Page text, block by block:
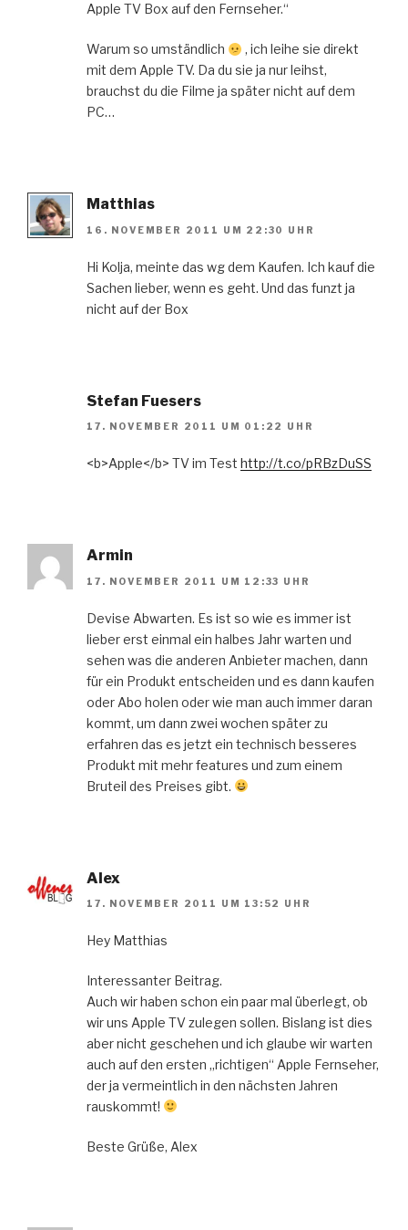
Apple TV Box auf den Fernseher.“
Warum so umständlich
, ich leihe sie direkt
mit dem Apple TV. Da du sie ja nur leihst,
brauchst du die Filme ja später nicht auf dem
PC…
Matthias
16. NOVEMBER 2011 UM 22:30 UHR
Hi Kolja, meinte das wg dem Kaufen. Ich kauf die
Sachen lieber, wenn es geht. Und das funzt ja
nicht auf der Box
Stefan Fuesers
17. NOVEMBER 2011 UM 01:22 UHR
<b>Apple</b> TV im Test http://t.co/pRBzDuSS
Armin
17. NOVEMBER 2011 UM 12:33 UHR
Devise Abwarten. Es ist so wie es immer ist
lieber erst einmal ein halbes Jahr warten und
sehen was die anderen Anbieter machen, dann
für ein Produkt entscheiden und es dann kaufen
oder Abo holen oder wie man auch immer daran
kommt, um dann zwei wochen später zu
erfahren das es jetzt ein technisch besseres
Produkt mit mehr features und zum einem
Bruteil des Preises gibt.
Alex
17. NOVEMBER 2011 UM 13:52 UHR
Hey Matthias
Interessanter Beitrag.
Auch wir haben schon ein paar mal überlegt, ob
wir uns Apple TV zulegen sollen. Bislang ist dies
aber nicht geschehen und ich glaube wir warten
auch auf den ersten „richtigen“ Apple Fernseher,
der ja vermeintlich in den nächsten Jahren
rauskommt!
Beste Grüße, Alex